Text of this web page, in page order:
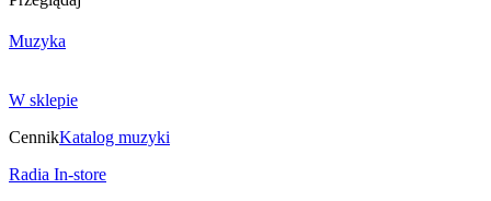
Muzyka
W sklepie
CennikKatalog muzyki
Radia In-store